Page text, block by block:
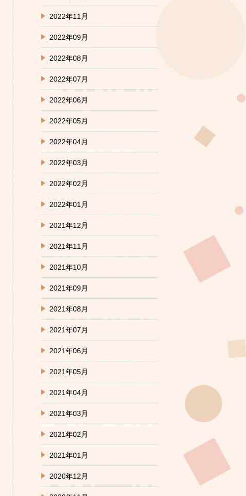
2022年11月
2022年09月
2022年08月
2022年07月
2022年06月
2022年05月
2022年04月
2022年03月
2022年02月
2022年01月
2021年12月
2021年11月
2021年10月
2021年09月
2021年08月
2021年07月
2021年06月
2021年05月
2021年04月
2021年03月
2021年02月
2021年01月
2020年12月